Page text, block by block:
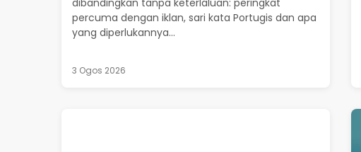
dibandingkan tanpa keterlaluan: peringkat
percuma dengan iklan, sari kata Portugis dan apa
yang diperlukannya...
3 Ogos 2026